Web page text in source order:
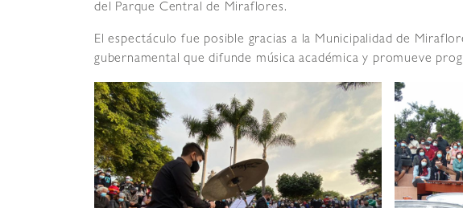
del Parque Central de Miraflores.
El espectáculo fue posible gracias a la Municipalidad de
gubernamental que difunde música académica y promueve